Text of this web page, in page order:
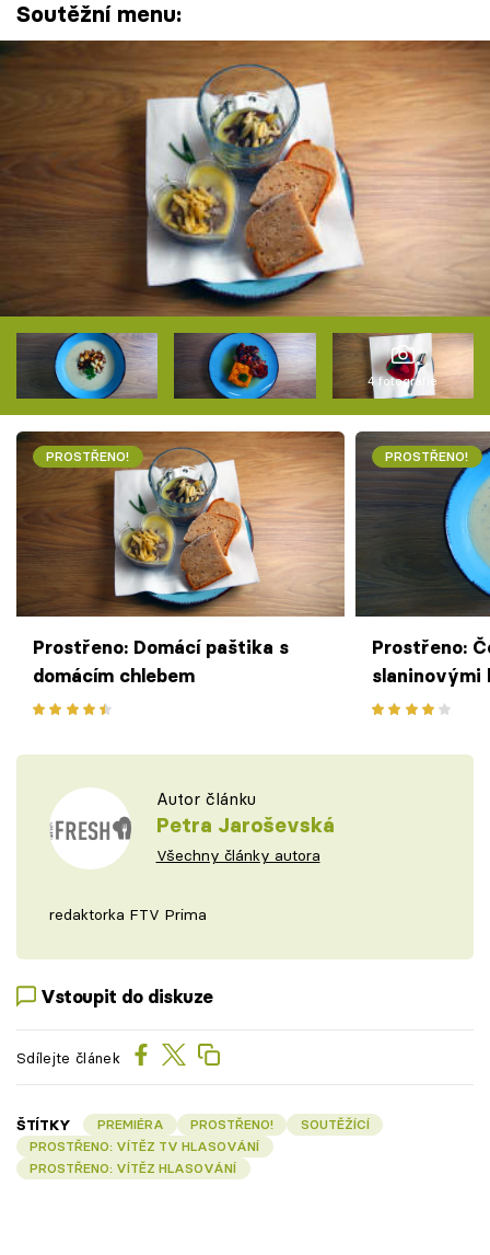
Soutěžní menu:
4 fotografie
PROSTŘENO!
Prostřeno: Domácí paštika s
domácím chlebem
PROSTŘENO!
Prostřeno:
slaninovými
Autor článku
Petra Jaroševská
Všechny články autora
redaktorka FTV Prima
Vstoupit do diskuze
Sdílejte článek
ŠTÍTKY PREMIÉRA PROSTŘENO!
SOUTĚŽÍCÍ
PROSTŘENO: VÍTĚZ TV HLASOVÁNÍ
PROSTŘENO: VÍTĚZ HLASOVÁNÍ